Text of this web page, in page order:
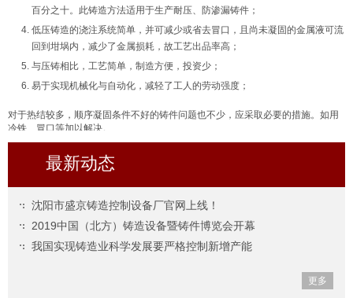
百分之十。此铸造方法适用于生产耐压、防渗漏铸件；
低压铸造的浇注系统简单，并可减少或省去冒口，且尚未凝固的金属液可流
回到坩埚内，减少了金属损耗，故工艺出品率高；
与压铸相比，工艺简单，制造方便，投资少；
易于实现机械化与自动化，减轻了工人的劳动强度；
对于热结较多，顺序凝固条件不好的铸件问题也不少，应采取必要的措施。如用
冷铁、冒口等加以解决。
最新动态
沈阳市盛京铸造控制设备厂官网上线！
2019中国（北方）铸造设备暨铸件博览会开幕
我国实现铸造业科学发展要严格控制新增产能
更多